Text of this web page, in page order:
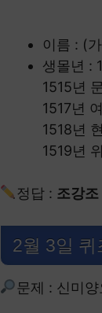
이름 : (
생몰년 :
1515년
1517년
1518년
1519년
정답 : 조강조
2월 3일 퀴
문제 : 신미